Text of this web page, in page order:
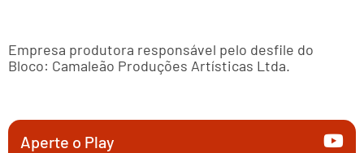
Empresa produtora responsável pelo desfile do
Bloco: Camaleão Produções Artísticas Ltda.
Aperte o Play